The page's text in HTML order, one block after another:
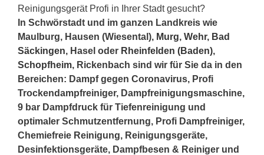
Reinigungsgerät Profi in Ihrer Stadt gesucht?
In Schwörstadt und im ganzen Landkreis wie
Maulburg, Hausen (Wiesental), Murg, Wehr, Bad
Säckingen, Hasel oder Rheinfelden (Baden),
Schopfheim, Rickenbach sind wir für Sie da in den
Bereichen: Dampf gegen Coronavirus, Profi
Trockendampfreiniger, Dampfreinigungsmaschine,
9 bar Dampfdruck für Tiefenreinigung und
optimaler Schmutzentfernung, Profi Dampfreiniger,
Chemiefreie Reinigung, Reinigungsgeräte,
Desinfektionsgeräte, Dampfbesen & Reiniger und